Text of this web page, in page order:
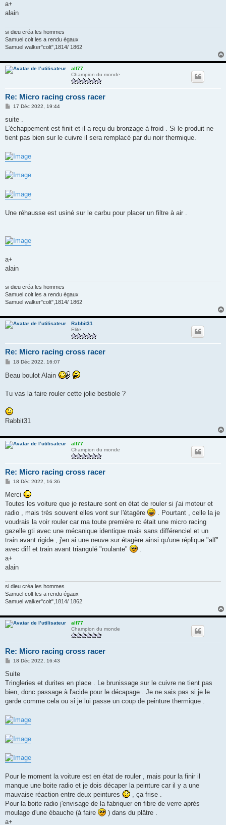
a+
alain
si dieu créa les hommes
Samuel colt les a rendu égaux
Samuel walker"colt",1814/ 1862
alf77
Champion du monde
Re: Micro racing cross racer
M
s
a
g
17 Déc 2022, 19:44
suite .
L'échappement est finit et il a reçu du bronzage à froid . Si le produit ne
tient pas bien sur le cuivre il sera remplacé par du noir thermique.
Une réhausse est usiné sur le carbu pour placer un filtre à air .
a+
alain
si dieu créa les hommes
Samuel colt les a rendu égaux
Samuel walker"colt",1814/ 1862
Rabbit31
Elite
Re: Micro racing cross racer
M
s
s
g
e
18 Déc 2022, 16:07
Beau boulot Alain
Tu vas la faire rouler cette jolie bestiole ?
Rabbit31
alf77
Champion du monde
Re: Micro racing cross racer
M
s
a
g
18 Déc 2022, 16:36
Merci
Toutes les voiture que je restaure sont en état de rouler si j'ai moteur et
radio , mais très souvent elles vont sur l'étagère
. Pourtant , celle la je
voudrais la voir rouler car ma toute première rc était une micro racing
gazelle gti avec une mécanique identique mais sans différenciel et un
train avant rigide , j'en ai une neuve sur étagère ainsi qu'une réplique "alf"
avec diff et train avant triangulé "roulante"
.
a+
alain
si dieu créa les hommes
Samuel colt les a rendu égaux
Samuel walker"colt",1814/ 1862
alf77
Champion du monde
Re: Micro racing cross racer
M
s
a
g
18 Déc 2022, 16:43
Suite
Tringleries et durites en place . Le brunissage sur le cuivre ne tient pas
bien, donc passage à l'acide pour le décapage . Je ne sais pas si je le
garde comme cela ou si je lui passe un coup de peinture thermique .
Pour le moment la voiture est en état de rouler , mais pour la finir il
manque une boite radio et je dois décaper la peinture car il y a une
mauvaise réaction entre deux peintures
, ça frise .
Pour la boite radio j'envisage de la fabriquer en fibre de verre après
moulage d'une ébauche (à faire
) dans du plâtre .
a+